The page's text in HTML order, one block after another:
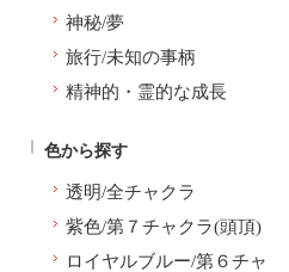
神秘/夢
旅行/未知の事柄
精神的・霊的な成長
色から探す
透明/全チャクラ
紫色/第７チャクラ(頭頂)
ロイヤルブルー/第６チャ